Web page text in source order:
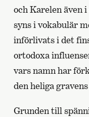
och Karelen även
syns i vokabulär
införlivats i det
ortodoxa
vars namn har
den heliga
Grunden till